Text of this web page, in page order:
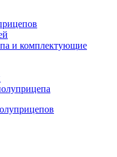
и комплектующие